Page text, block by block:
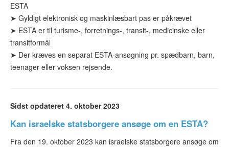
ESTA
➤ Gyldigt elektronisk og maskinlæsbart pas er påkrævet
➤ ESTA er til turisme-, forretnings-, transit-, medicinske eller
transitformål
➤ Der kræves en separat ESTA-ansøgning pr. spædbarn, barn,
teenager eller voksen rejsende.
Sidst opdateret 4. oktober 2023
Kan israelske statsborgere ansøge om en ESTA?
Fra den 19. oktober 2023 kan israelske statsborgere ansøge om